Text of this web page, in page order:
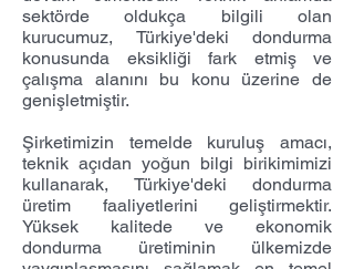
sektörde oldukça bilgili olan
kurucumuz, Türkiye'deki dondurma
konusunda eksikliği fark etmiş ve
çalışma alanını bu konu üzerine de
genişletmiştir.
Şirketimizin temelde kuruluş amacı,
teknik açıdan yoğun bilgi birikimimizi
kullanarak, Türkiye'deki dondurma
üretim faaliyetlerini geliştirmektir.
Yüksek kalitede ve ekonomik
dondurma üretiminin ülkemizde